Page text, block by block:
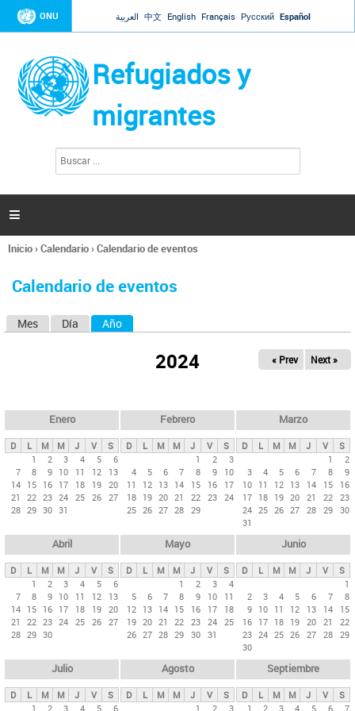
Jump to navigation
ONU العربية 中文 English Français Русский Español
Refugiados y
migrantes
l
d
s

Se
usted
Inicio›Calendario›Calendario de eventos
Calendario de eventos
s
p
n
c
i
p
e
Mes Día Año
2024 « Prev Next »
Enero
D L M M J V
S
1
2 3 4 5
6
7
8 9 10 11 12
13
14 15 16 17 18 19 20
21
22 23 24 25 26 27
28 29 30 31
Febrero
D L M M J V
S
1
2
3
4
5 6 7 8 9
10
11
12 13 14 15 16
17
18 19 20 21 22 23 24
25 26 27 28 29
Marzo
D L M M J V
S
1
2
3
4 5 6 7 8
9
10 11 12 13 14 15
16
17 18 19 20 21 22 23
24 25 26 27 28 29 30
31
Abril
D L M M J V
S
1
2 3 4 5
6
7
8 9 10 11 12
13
14 15 16 17 18 19 20
21
22 23 24 25 26 27
28 29 30
Mayo
D L M M J V
S
1
2 3
4
5
6 7 8 9 10
11
12 13 14 15 16 17
18
19 20 21 22 23 24 25
26 27 28 29 30 31
Junio
D L M M J V
S
1
2
3 4 5 6 7
8
9 10 11 12 13 14
15
16 17 18 19 20 21
22
23 24 25 26 27 28 29
30
Julio
D L M M J V
S
1
2 3 4 5 6
Agosto
D L M M J V
S
1
2 3
Septiembre
D L M M J V
S
1
2 3 4 5 6 7